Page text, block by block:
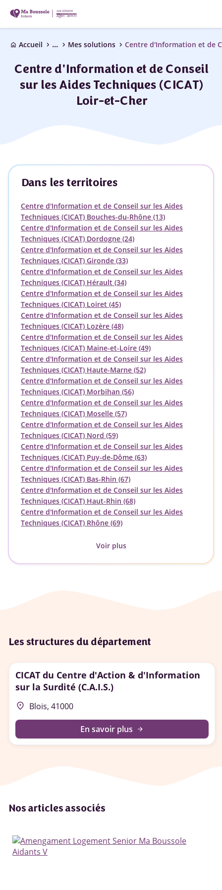
home Accueil chevron_right ... chevron_right Mes solutions chevron_right
Centre d'Information et de Conseil
sur les Aides Techniques (CICAT)
Loir-et-Cher
Dans les territoires
Centre d'Information et de Conseil sur les Aides
Techniques (CICAT) Bouches-du-Rhône (13)
Centre d'Information et de Conseil sur les Aides
Techniques (CICAT) Dordogne (24)
Centre d'Information et de Conseil sur les Aides
Techniques (CICAT) Gironde (33)
Centre d'Information et de Conseil sur les Aides
Techniques (CICAT) Hérault (34)
Centre d'Information et de Conseil sur les Aides
Techniques (CICAT) Loiret (45)
Centre d'Information et de Conseil sur les Aides
Techniques (CICAT) Lozère (48)
Centre d'Information et de Conseil sur les Aides
Techniques (CICAT) Maine-et-Loire (49)
Centre d'Information et de Conseil sur les Aides
Techniques (CICAT) Haute-Marne (52)
Centre d'Information et de Conseil sur les Aides
Techniques (CICAT) Morbihan (56)
Centre d'Information et de Conseil sur les Aides
Techniques (CICAT) Moselle (57)
Centre d'Information et de Conseil sur les Aides
Techniques (CICAT) Nord (59)
Centre d'Information et de Conseil sur les Aides
Techniques (CICAT) Puy-de-Dôme (63)
Centre d'Information et de Conseil sur les Aides
Techniques (CICAT) Bas-Rhin (67)
Centre d'Information et de Conseil sur les Aides
Techniques (CICAT) Haut-Rhin (68)
Centre d'Information et de Conseil sur les Aides
Techniques (CICAT) Rhône (69)
Voir plus
Les structures du département
CICAT du Centre d'Action & d'Information
sur la Surdité (C.A.I.S.)
place Blois, 41000
En savoir plus arrow_forward
Nos articles associés